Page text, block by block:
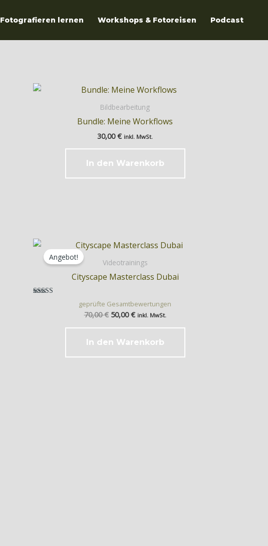
Fotografieren lernen Workshops & Fotoreisen Podcast
Bildbearbeitung
Bundle: Meine Workflows
30,00€ inkl. MwSt.
In den Warenkorb
Angebot!
Videotrainings
Cityscape Masterclass Dubai
geprüfte Gesamtbewertungen
70,00€
Ursprünglicher
war:
50,00€
Aktueller
ist:
50,00 €.
inkl. MwSt.
In den Warenkorb